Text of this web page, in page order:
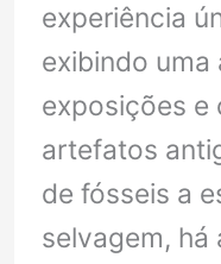
experiência
exibindo uma
exposições e
artefatos
de fósseis a
selvagem, há